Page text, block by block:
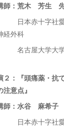
芳生 先
愛知医
経外科
大学院医
２：『頭痛薬・抗
意点』
麻希子
愛知医